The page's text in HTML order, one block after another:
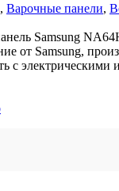
, Варочные панели,
Samsung
от Samsung,
с